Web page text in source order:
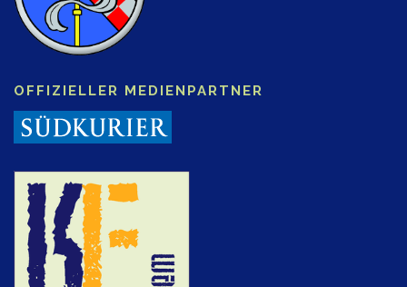
OFFIZIELLER MEDIENPARTNER